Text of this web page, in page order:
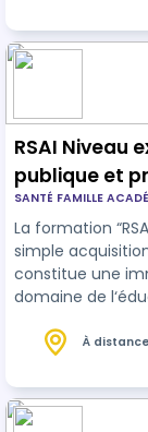
participer au
d’utiliser les activités d'animation sociale pour
RSAI Niveau
publique et
SANTÉ FAMILLE
La formation
simple
constitue une
domaine de
prenant en
et leurs besoins
une
À distance